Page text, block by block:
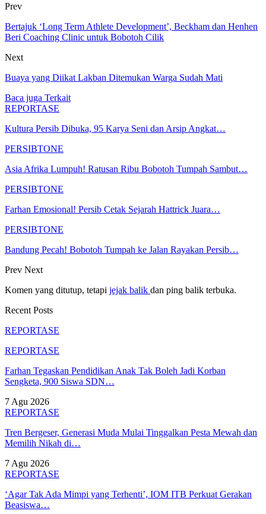
Prev
Bertajuk ‘Long Term Athlete Development’, Beckham dan Henhen
Beri Coaching Clinic untuk Bobotoh Cilik
Next
Buaya yang Diikat Lakban Ditemukan Warga Sudah Mati
Baca juga Terkait
REPORTASE
Kultura Persib Dibuka, 95 Karya Seni dan Arsip Angkat…
PERSIBTONE
Asia Afrika Lumpuh! Ratusan Ribu Bobotoh Tumpah Sambut…
PERSIBTONE
Farhan Emosional! Persib Cetak Sejarah Hattrick Juara…
PERSIBTONE
Bandung Pecah! Bobotoh Tumpah ke Jalan Rayakan Persib…
Prev Next
Komen yang ditutup, tetapi jejak balik dan ping balik terbuka.
Recent Posts
REPORTASE
REPORTASE
Farhan Tegaskan Pendidikan Anak Tak Boleh Jadi Korban
Sengketa, 900 Siswa SDN…
7 Agu 2026
REPORTASE
Tren Bergeser, Generasi Muda Mulai Tinggalkan Pesta Mewah dan
Memilih Nikah di…
7 Agu 2026
REPORTASE
‘Agar Tak Ada Mimpi yang Terhenti’, IOM ITB Perkuat Gerakan
Beasiswa…